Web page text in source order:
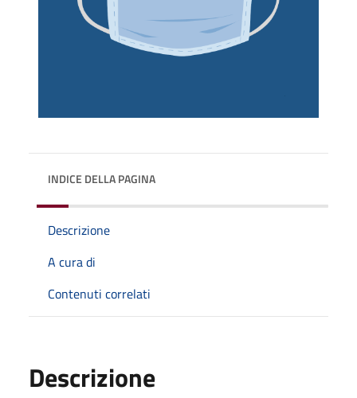
INDICE DELLA PAGINA
Descrizione
A cura di
Contenuti correlati
Descrizione